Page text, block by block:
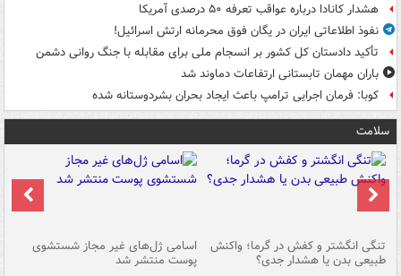
هشدار کانادا درباره عواقب تعرفه ۵۰ درصدی آمریکا
نفوذ اطلاعاتی ایران در یگان فوق محرمانه ارتش اسرائیل!
تأکید دادستان کل کشور بر انسجام ملی برای مقابله با جنگ روانی دشمن
باران مهمان تابستانی ارتفاعات دماوند شد
کوبا: فرمان اجرایی ترامپ باعث ایجاد بحران بشردوستانه شده
سلامت
تنگی انگشتر و کفش در گرما؛ واکنش
طبیعی بدن یا هشدار جدی؟
اسامی ژل‌های غیر مجاز شستشوی
پوست منتشر شد